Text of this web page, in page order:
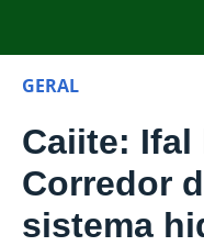
GERAL
Caiite: Ifal
Corredor
sistema